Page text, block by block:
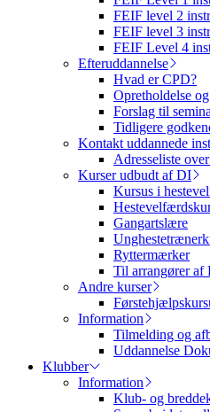
FEIF level 2
FEIF level 3
FEIF Level 4
Efteruddannelse
Hvad er CPD?
Opretholdelse
Forslag til
Tidligere
Kontakt uddannede
Adresseliste
Kurser udbudt af DI
Kursus i
Gangartslære
Ryttermærker
Til arrangører af
Andre kurser
Information
Tilmelding og
Uddannelse
Klubber
Information
Klub- og